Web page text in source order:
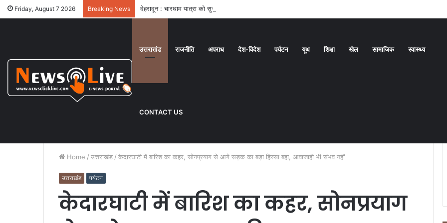
Friday, August 7 2026 Breaking News देहरादून : चारधाम यात्रा को सुगम बनाने की दिशा में बड़ा कदम
उत्तराखंड राजनीति अपराध देश-विदेश पर्यटन यूथ शिक्षा खेल सामाजिक स्वास्थ्य
CONTACT US
Home / उत्तराखंड / केदारघाटी में बारिश का कहर, सोनप्रयाग से आगे सड़क का बड़ा हिस्सा बहा, आवाजाही भी संभव नहीं
उत्तराखंड पर्यटन
केदारघाटी में बारिश का कहर, सोनप्रयाग